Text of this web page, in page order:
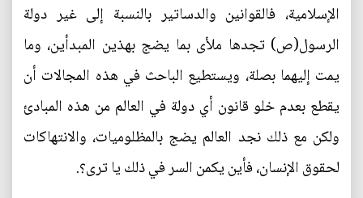
الإسلامية، فالقوانين والدساتير بالنسبة إلى غير دولة
الرسول(ص) تجدها ملأى بما يضج بهذين المبدأين، وما
يمت إليهما بصلة، ويستطيع الباحث في هذه المجالات أن
يقطع بعدم خلو قانون أي دولة في العالم من هذه المبادئ
ولكن مع ذلك نجد العالم يضج بالمظلوميات، والانتهاكات
لحقوق الإنسان، فأين يكمن السر في ذلك يا ترى؟.